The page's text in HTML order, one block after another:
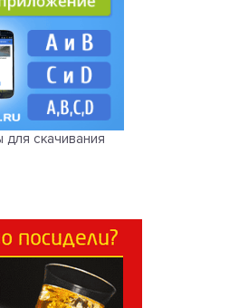
для скачивания